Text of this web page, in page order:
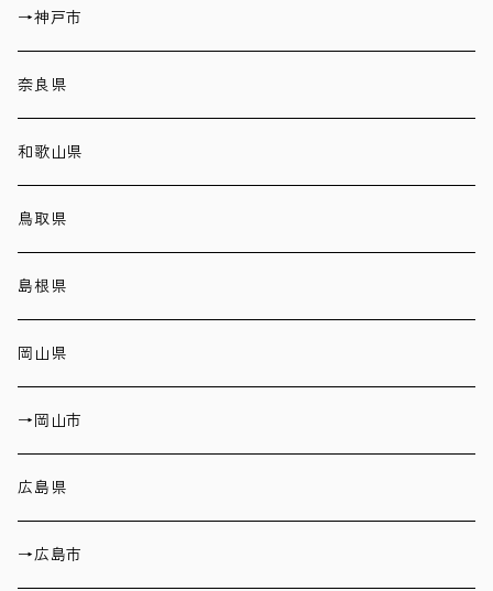
→神戸市
奈良県
和歌山県
鳥取県
島根県
岡山県
→岡山市
広島県
→広島市